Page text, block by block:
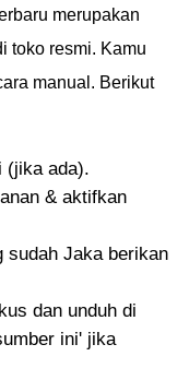
merupakan
toko resmi. Kamu
manual. Berikut
(jika ada).
& aktifkan
sudah Jaka berikan
dan unduh di
ini' jika